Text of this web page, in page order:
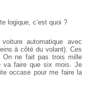
logique, c’est quoi ?
automatique avec
à côté du volant). Ces
On ne fait pas trois mille
va faire que six mois. Je
occase pour me faire la